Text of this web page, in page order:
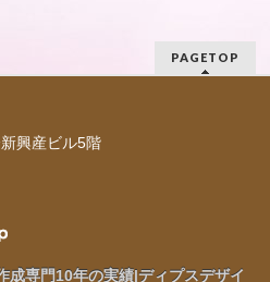
PAGETOP
興産ビル5階
成専門10年の実績|ディプスデザイ